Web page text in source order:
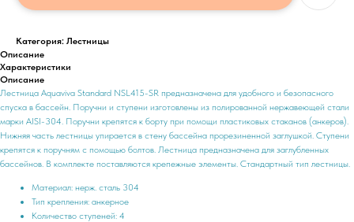
Категория: Лестницы
Описание
Характеристики
Описание
Лестница Aquaviva Standard NSL415-SR предназначена для удобного и безопасного
спуска в бассейн. Поручни и ступени изготовлены из полированной нержавеющей стали
марки AISI-304. Поручни крепятся к борту при помощи пластиковых стаканов (анкеров).
Нижняя часть лестницы упирается в стену бассейна прорезиненной заглушкой. Ступени
крепятся к поручням с помощью болтов. Лестница предназначена для заглубленных
бассейнов. В комплекте поставляются крепежные элементы. Стандартный тип лестницы.
Материал: нерж. сталь 304
Тип крепления: анкерное
Количество ступеней: 4